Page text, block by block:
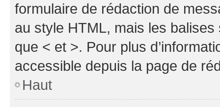
formulaire de rédaction de
au style HTML, mais les
que < et >. Pour plus
accessible depuis la page de
Haut